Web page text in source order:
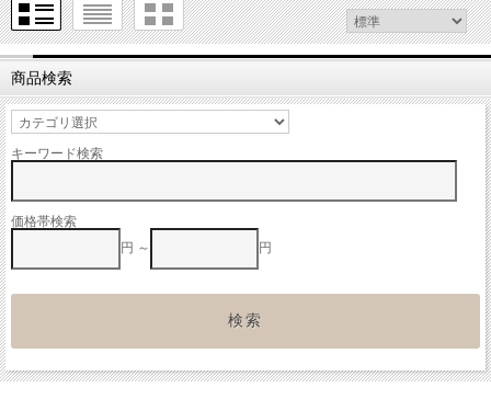
商品検索
キーワード検索
価格帯検索
円 ～
円